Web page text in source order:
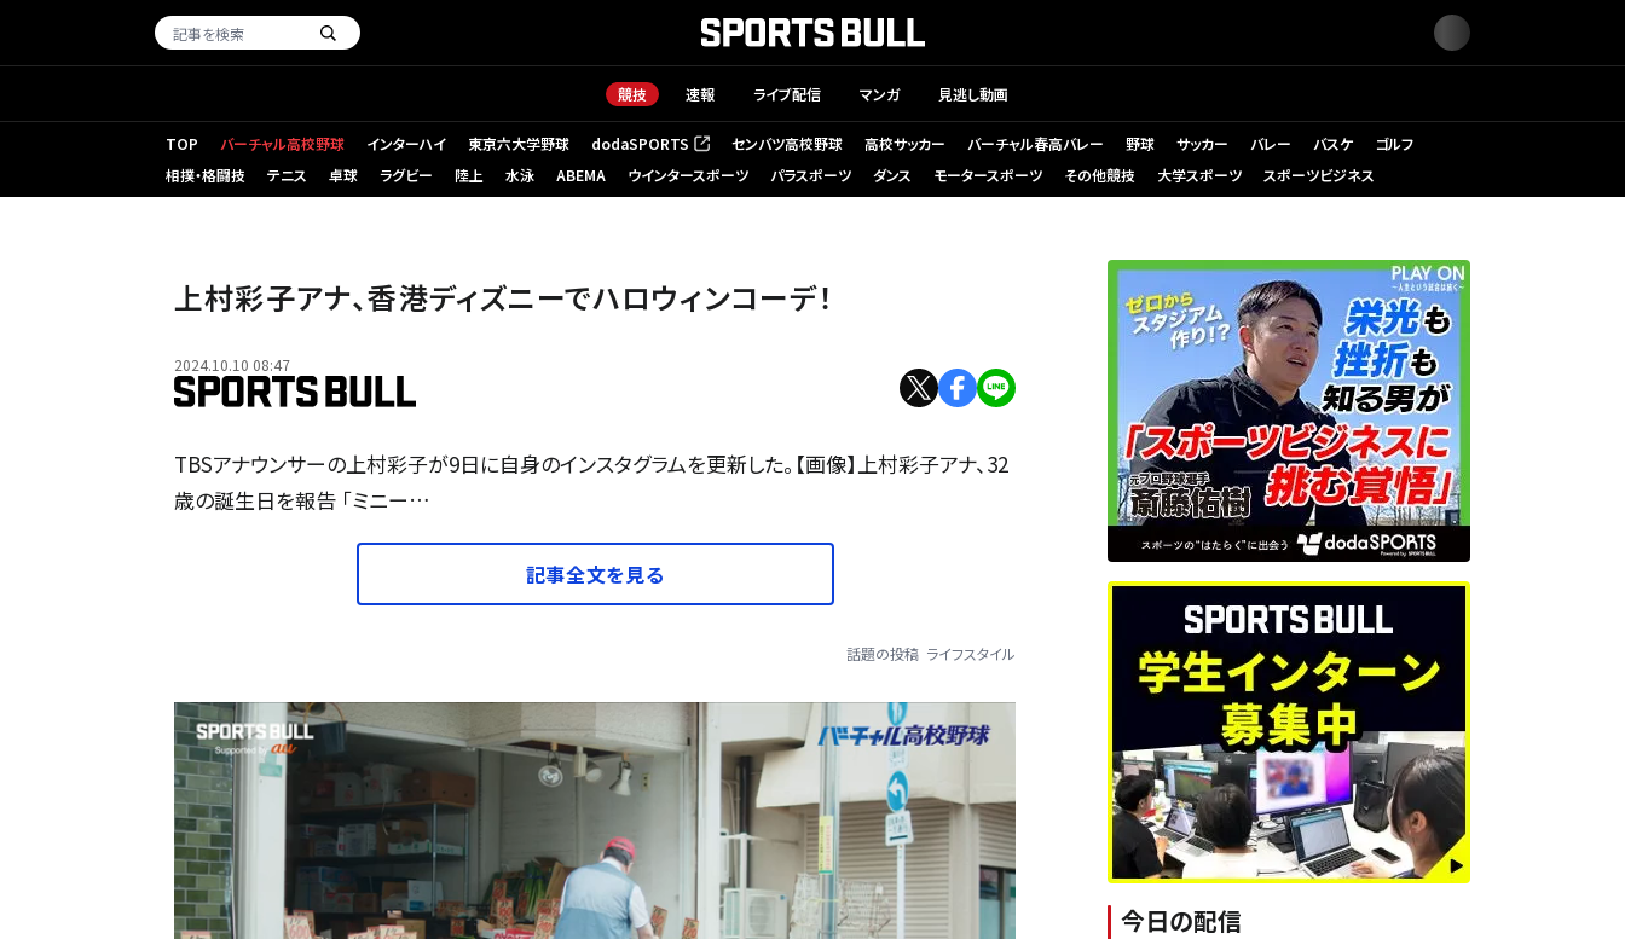
競技 速報 ライブ配信 マンガ 見逃し動画
TOP バーチャル高校野球 インターハイ 東京六大学野球 dodaSPORTS
（新しいタブで開く） センバツ高校野球 高校サッカー バーチャル春高バレー 野球 サッカー バレー バスケ
ゴルフ
相撲・格闘技
テニス 卓球 ラグビー 陸上 水泳 ABEMA ウインタースポーツ パラスポーツ ダンス モータースポーツ その他競技 大学スポーツ スポーツビジネス
上村彩子アナ、香港ディズニーでハロウィンコーデ！
2024.10.10 08:47
TBSアナウンサーの上村彩子が9日に自身のインスタグラムを更新した。【画像】上村彩子アナ、32
歳の誕生日を報告 「ミニー…
記事全文を見る
話題の投稿 ライフスタイル
今日の配信